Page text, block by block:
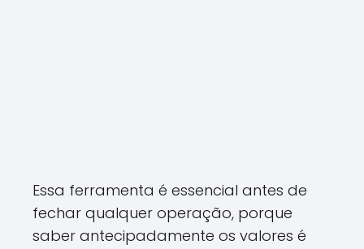
Essa ferramenta é essencial antes de
fechar qualquer operação, porque
saber antecipadamente os valores é